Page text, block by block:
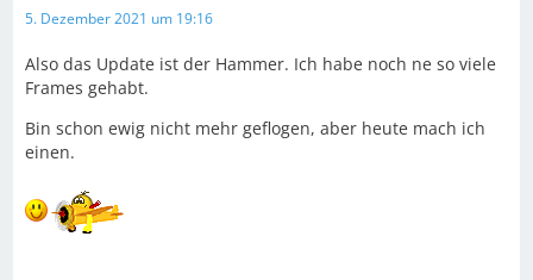
5. Dezember 2021 um 19:16
Also das Update ist der Hammer. Ich habe noch ne so viele
Frames gehabt.
Bin schon ewig nicht mehr geflogen, aber heute mach ich
einen.